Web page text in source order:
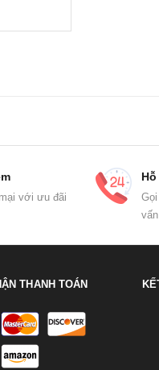
với ưu đãi
vấn
THANH TOÁN